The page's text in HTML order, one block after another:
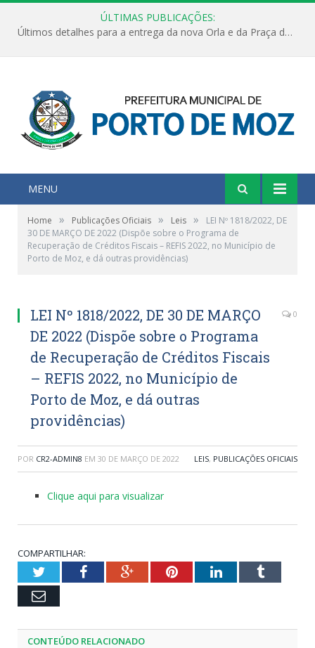
ÚLTIMAS PUBLICAÇÕES:
Últimos detalhes para a entrega da nova Orla e da Praça do Praião
MENU
Home » Publicações Oficiais » Leis »
LEI Nº 1818/2022, DE
30 DE MARÇO DE 2022 (Dispõe sobre o Programa de
Recuperação de Créditos Fiscais – REFIS 2022, no Município de
Porto de Moz, e dá outras providências)
LEI Nº 1818/2022, DE 30 DE MARÇO
DE 2022 (Dispõe sobre o Programa
de Recuperação de Créditos Fiscais
– REFIS 2022, no Município de
Porto de Moz, e dá outras
providências)
0
POR CR2-ADMIN8 EM 30 DE MARÇO DE 2022 LEIS, PUBLICAÇÕES OFICIAIS
Clique aqui para visualizar
COMPARTILHAR:
TwitterFacebookGoogle+PinterestLinkedInTumblr
Email
CONTEÚDO RELACIONADO